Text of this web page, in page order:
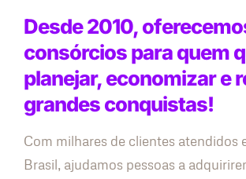
Desde 2010,
consórcios para quem
planejar, economizar e
grandes conquistas!
Com milhares de clientes atendidos
Brasil, ajudamos pessoas a